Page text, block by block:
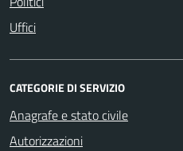
Uffici
CATEGORIE DI SERVIZIO
Anagrafe e stato civile
Autorizzazioni